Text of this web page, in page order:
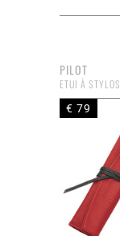
PILOT
ETUI À STYLOS
€ 79